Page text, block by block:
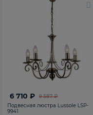
9 587 ₽
6 710 ₽
Подвесная люстра Lussole LSP-
9941